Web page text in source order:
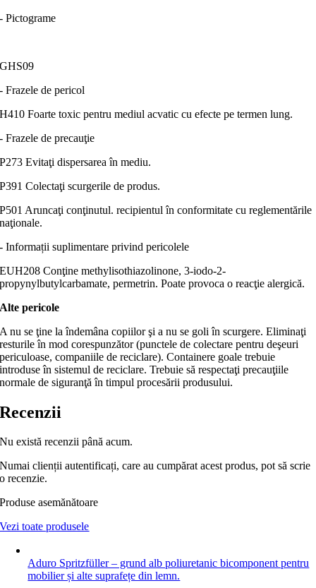
- Pictograme
GHS09
- Frazele de pericol
H410 Foarte toxic pentru mediul acvatic cu efecte pe termen lung.
- Frazele de precauţie
P273 Evitaţi dispersarea în mediu.
P391 Colectaţi scurgerile de produs.
P501 Aruncaţi conţinutul. recipientul în conformitate cu reglementările
naţionale.
- Informații suplimentare privind pericolele
EUH208 Conţine methylisothiazolinone, 3-iodo-2-
propynylbutylcarbamate, permetrin. Poate provoca o reacţie alergică.
Alte pericole
A nu se ţine la îndemâna copiilor şi a nu se goli în scurgere. Eliminaţi
resturile în mod corespunzător (punctele de colectare pentru deşeuri
periculoase, companiile de reciclare). Containere goale trebuie
introduse în sistemul de reciclare. Trebuie să respectaţi precauţiile
normale de siguranţă în timpul procesării produsului.
Recenzii
Nu există recenzii până acum.
Numai clienții autentificați, care au cumpărat acest produs, pot să scrie
o recenzie.
Produse asemănătoare
Vezi toate produsele
Aduro Spritzfüller – grund alb poliuretanic bicomponent pentru
mobilier și alte suprafețe din lemn.